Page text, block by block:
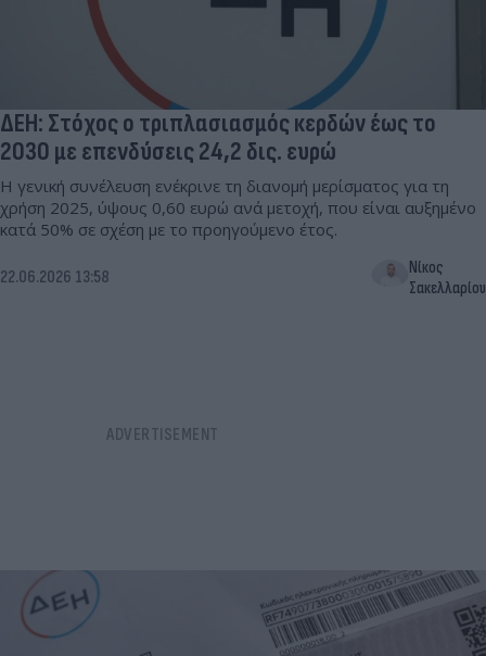
ΔΕΗ: Στόχος ο τριπλασιασμός κερδών έως το
2030 με επενδύσεις 24,2 δις. ευρώ
Η γενική συνέλευση ενέκρινε τη διανομή μερίσματος για τη
χρήση 2025, ύψους 0,60 ευρώ ανά μετοχή, που είναι αυξημένο
κατά 50% σε σχέση με το προηγούμενο έτος.
22.06.2026 13:58
Νίκος
Σακελλαρίου